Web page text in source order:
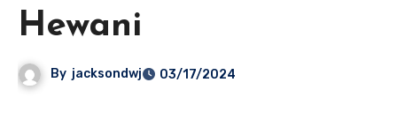
Hewani
By jacksondwj 03/17/2024